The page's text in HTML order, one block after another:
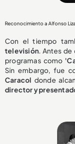
Reconocimiento a Alfonso
Con el tiempo
televisión. Antes de
programas como
Sin embargo, fue
Caracol donde
director y